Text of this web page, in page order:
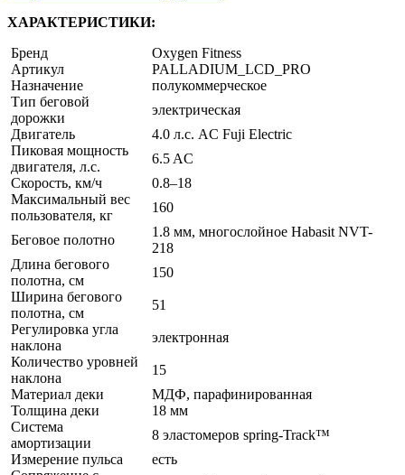
ХАРАКТЕРИСТИКИ:
Бренд
Oxygen Fitness
Артикул
PALLADIUM_LCD_PRO
Назначение
полукоммерческое
Тип беговой
дорожки
электрическая
Двигатель
4.0 л.с. AC Fuji Electric
Пиковая мощность
двигателя, л.с.
6.5 AC
Скорость, км/ч
0.8–18
Максимальный вес
пользователя, кг
160
Беговое полотно
1.8 мм, многослойное Habasit NVT-
218
Длина бегового
полотна, см
150
Ширина бегового
полотна, см
51
Регулировка угла
наклона
электронная
Количество уровней
наклона
15
Материал деки
МДФ, парафинированная
Толщина деки
18 мм
Система
амортизации
8 эластомеров spring-Track™
Измерение пульса
есть